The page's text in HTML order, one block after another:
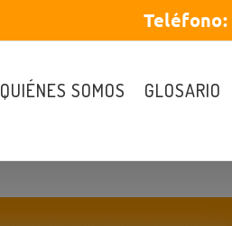
Teléfono:
QUIÉNES SOMOS GLOSARIO